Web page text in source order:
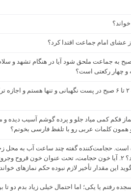
عشای امام جماعت اقتدا کرد؟
صبح به جماعت ملحق شود آیا در هنگام تشهد و
و چهار رکعتی است؟
من سرباز هستم و در ساعات ۲ تا ۶ صبح در پست نگهبانی و
فکم کمی میاد جلو و پرده گوشم آسیب دیده
همون کلمات عربی رو با تلفظ فارسی بخونم؟
است. حجامت‌کننده گفته چند ساعت آب به محل
این مقدار تأخیر لازم نبوده حکم نمازهای
رفتم یا یکی؛ اما احتمال خیلی زیاد بدم دو